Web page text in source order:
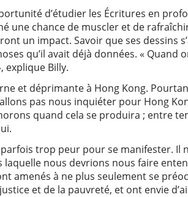
d’étudier les Écritures en
une chance de muscler et de
un impact. Savoir que ses dessins
qu’il avait déjà données. «
explique Billy.
et déprimante à Hong Kong.
pas nous inquiéter pour Hong
quand cela se produira ; entre
trop peur pour se manifester.
laquelle nous devrions nous faire
amenés à ne plus seulement se
et de la pauvreté, et ont envie